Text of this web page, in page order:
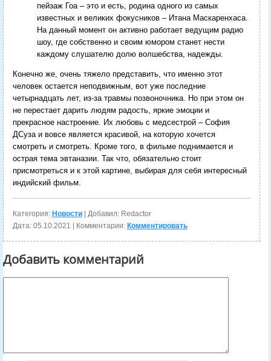
пейзаж Гоа – это и есть, родина одного из самых
известных и великих фокусников – Итана Маскаренхаса.
На данный момент он активно работает ведущим радио
шоу, где собственно и своим юмором станет нести
каждому слушателю долю волшебства, надежды.
Конечно же, очень тяжело представить, что именно этот
человек остается неподвижным, вот уже последние
четырнадцать лет, из-за травмы позвоночника. Но при этом он
не перестает дарить людям радость, яркие эмоции и
прекрасное настроение. Их любовь с медсестрой – София
ДСуза и вовсе является красивой, на которую хочется
смотреть и смотреть. Кроме того, в фильме поднимается и
острая тема эвтаназии. Так что, обязательно стоит
присмотреться и к этой картине, выбирая для себя интересный
индийский фильм.
Категория: Новости| Добавил: Redactor
Дата: 05.10.2021 | Комментарии: Комментировать
Добавить комментарий